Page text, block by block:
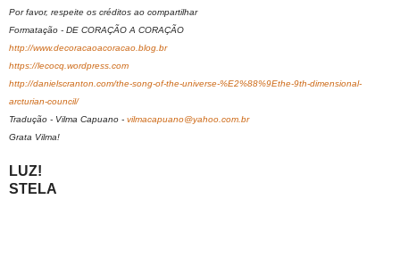
Por favor, respeite os créditos ao compartilhar
Formatação - DE CORAÇÃO A CORAÇÃO
http://www.decoracaoacoracao.blog.br
https://lecocq.wordpress.com
http://danielscranton.com/the-song-of-the-universe-%E2%88%9Ethe-9th-dimensional-
arcturian-council/
Tradução - Vilma Capuano - vilmacapuano@yahoo.com.br
Grata Vilma!
LUZ!
STELA